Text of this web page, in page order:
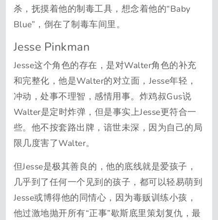
杀，抚摸着他的制毒工具，想念着他的“Baby
Blue”，倒在了制毒车间里。
Jesse Pinkman
Jesse这个角色的存在，是对Walter角色的补充
和完整化，他是Walter的对立面，Jesse年轻，
冲动，处事不理智，感情用事。炸鸡叔Gus说
Walter是定时炸弹，但是事实上Jesse更符合一
些。他不按套路出牌，谙世未深，因为自己的局
限几度害了Walter。
但Jesse是极其善良的，他的底线就是爱孩子，
几乎到了任何一个见到的孩子，都可以轻易萌到
Jesse或博得他的同情心，因为毒贩训练小孩，
他过激地抛开所有“正事”歇斯底里策划复仇，最